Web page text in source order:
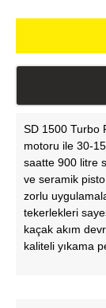
SD 1500 Turbo
motoru ile 30-
saatte 900 litre
ve seramik
zorlu
tekerlekleri
kaçak akım
kaliteli yıkama